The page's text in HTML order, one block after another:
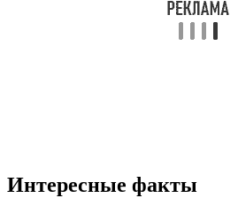
Интересные факты